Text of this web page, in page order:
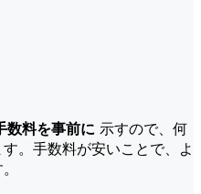
数料を事前に 示すので、何
。手数料が安いことで、よ